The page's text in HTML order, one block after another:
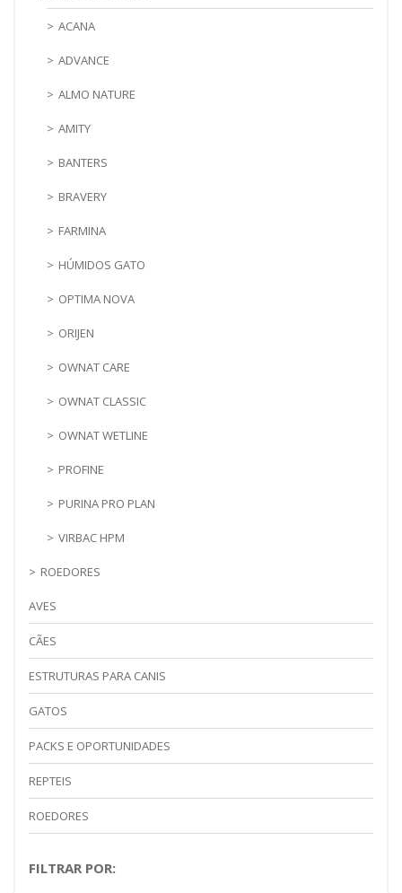
ACANA
ADVANCE
ALMO NATURE
AMITY
BANTERS
BRAVERY
FARMINA
HÚMIDOS GATO
OPTIMA NOVA
ORIJEN
OWNAT CARE
OWNAT CLASSIC
OWNAT WETLINE
PROFINE
PURINA PRO PLAN
VIRBAC HPM
ROEDORES
AVES
CÃES
ESTRUTURAS PARA CANIS
GATOS
PACKS E OPORTUNIDADES
REPTEIS
ROEDORES
FILTRAR POR: